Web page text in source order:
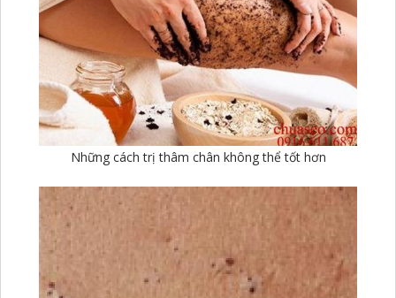
Những cách trị thâm chân không thể tốt hơn